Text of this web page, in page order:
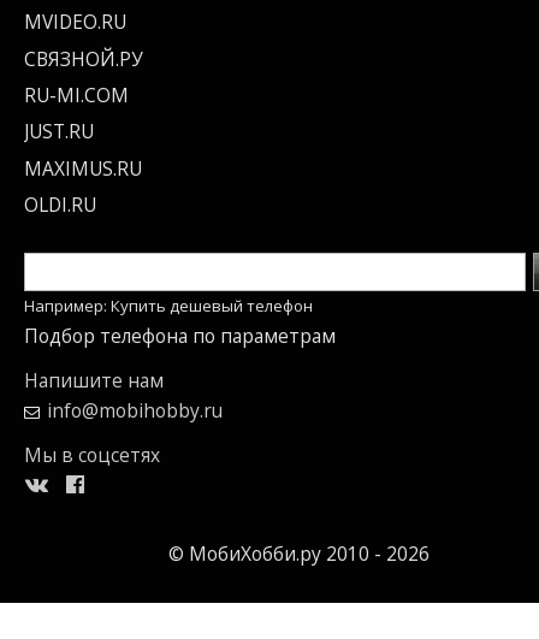
MVIDEO.RU
СВЯЗНОЙ.РУ
RU-MI.COM
JUST.RU
MAXIMUS.RU
OLDI.RU
Например: Купить дешевый телефон
Подбор телефона по параметрам
Напишите нам
info@mobihobby.ru
Мы в соцсетях
© МобиХобби.ру 2010 - 2026